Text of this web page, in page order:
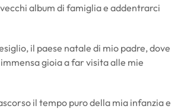
album di famiglia e addentrarci
il paese natale di mio padre, dove
gioia a far visita alle mie
il tempo puro della mia infanzia e